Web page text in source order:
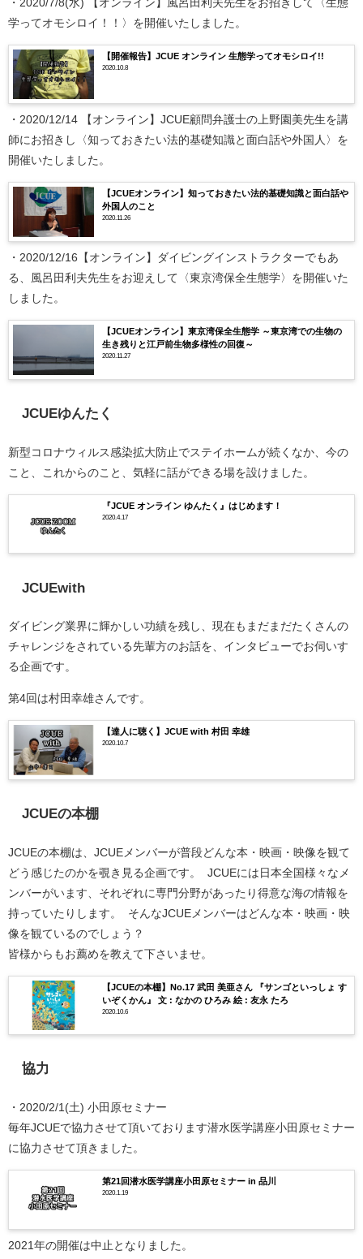
学ってオモシロイ！！〉を開催いたしました。
【開催報告】JCUE オンライン 生態学ってオモシロイ!!
2020.10.8
・2020/12/14 【オンライン】JCUE顧問弁護士の上野園美先生を講
師にお招きし〈知っておきたい法的基礎知識と面白話や外国人〉を
開催いたしました。
【JCUEオンライン】知っておきたい法的基礎知識と面白話や
外国人のこと
2020.11.26
・2020/12/16【オンライン】ダイビングインストラクターでもあ
る、風呂田利夫先生をお迎えして〈東京湾保全生態学〉を開催いた
しました。
【JCUEオンライン】東京湾保全生態学 ～東京湾での生物の
生き残りと江戸前生物多様性の回復～
2020.11.27
JCUEゆんたく
新型コロナウィルス感染拡大防止でステイホームが続くなか、今の
こと、これからのこと、気軽に話ができる場を設けました。
『JCUE オンライン ゆんたく』はじめます！
2020.4.17
JCUEwith
ダイビング業界に輝かしい功績を残し、現在もまだまだたくさんの
チャレンジをされている先輩方のお話を、インタビューでお伺いす
る企画です。
第4回は村田幸雄さんです。
【達人に聴く】JCUE with 村田 幸雄
2020.10.7
JCUEの本棚
JCUEの本棚は、JCUEメンバーが普段どんな本・映画・映像を観て
どう感じたのかを覗き見る企画です。 JCUEには日本全国様々なメ
ンバーがいます、それぞれに専門分野があったり得意な海の情報を
持っていたりします。 そんなJCUEメンバーはどんな本・映画・映
像を観ているのでしょう？
皆様からもお薦めを教えて下さいませ。
【JCUEの本棚】No.17 武田 美亜さん 『サンゴといっしょ す
いぞくかん』 文 : なかの ひろみ 絵 : 友永 たろ
2020.10.6
協力
・2020/2/1(土) 小田原セミナー
毎年JCUEで協力させて頂いております潜水医学講座小田原セミナー
に協力させて頂きました。
第21回潜水医学講座小田原セミナー in 品川
2020.1.19
2021年の開催は中止となりました。